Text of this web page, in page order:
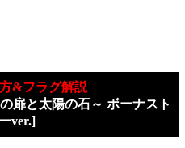
&フラグ解説
扉と太陽の石～ ボーナスト
ver.]